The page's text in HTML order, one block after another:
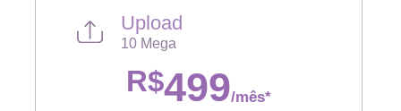
Upload
10 Mega
R$499/mês*